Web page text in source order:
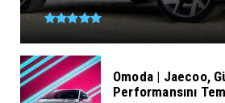
Omoda | Jaecoo,
Performansını